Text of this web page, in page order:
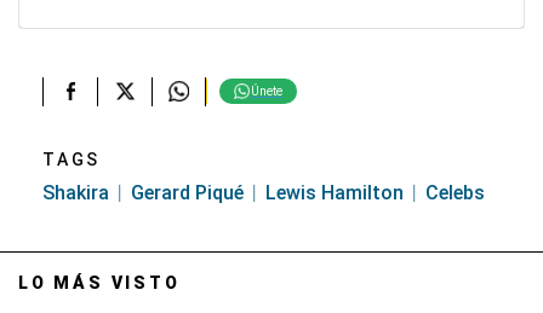
Únete
TAGS
Shakira Gerard Piqué Lewis Hamilton Celebs
LO MÁS VISTO